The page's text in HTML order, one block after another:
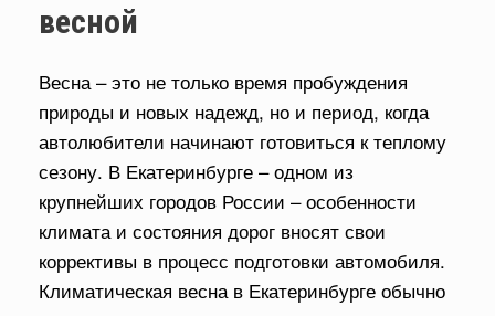
весной
Весна – это не только время пробуждения
природы и новых надежд, но и период, когда
автолюбители начинают готовиться к теплому
сезону. В Екатеринбурге – одном из
крупнейших городов России – особенности
климата и состояния дорог вносят свои
коррективы в процесс подготовки автомобиля.
Климатическая весна в Екатеринбурге обычно